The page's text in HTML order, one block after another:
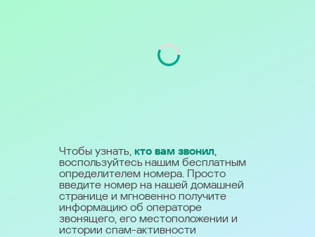
Чтобы узнать, кто вам звонил,
воспользуйтесь нашим бесплатным
определителем номера. Просто
введите номер на нашей домашней
странице и мгновенно получите
информацию об операторе
звонящего, его местоположении и
истории спам-активности